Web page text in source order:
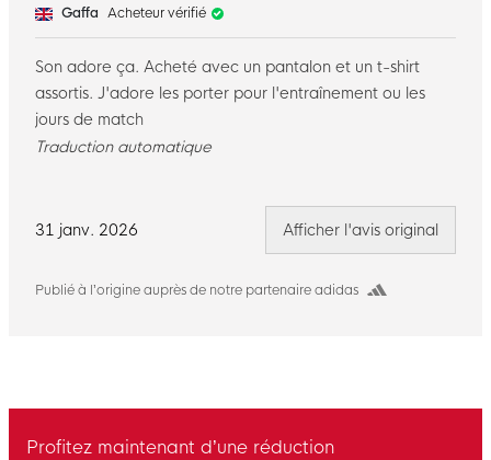
31 janv. 2026
Publié à l’origine auprès de notre partenaire adidas
Gaffa Acheteur vérifié
Son adore ça. Acheté avec un pantalon et un t-shirt
assortis. J'adore les porter pour l'entraînement ou les
jours de match
Traduction automatique
Afficher l'avis original
Profitez maintenant d’une réduction